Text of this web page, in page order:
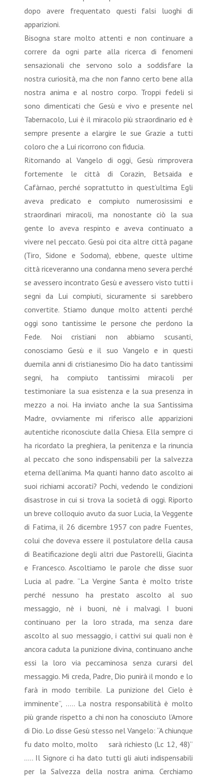
dopo avere frequentato questi falsi luoghi di
apparizioni.
Bisogna stare molto attenti e non continuare a
correre da ogni parte alla ricerca di fenomeni
sensazionali che servono solo a soddisfare la
nostra curiosità, ma che non fanno certo bene alla
nostra anima e al nostro corpo. Troppi fedeli si
sono dimenticati che Gesù e vivo e presente nel
Tabernacolo, Lui è il miracolo più straordinario ed è
sempre presente a elargire le sue Grazie a tutti
coloro che a Lui ricorrono con fiducia.
Ritornando al Vangelo di oggi, Gesù rimprovera
fortemente le città di Corazin, Betsaida e
Cafàrnao, perché soprattutto in quest’ultima Egli
aveva predicato e compiuto numerosissimi e
straordinari miracoli, ma nonostante ciò la sua
gente lo aveva respinto e aveva continuato a
vivere nel peccato. Gesù poi cita altre città pagane
(Tiro, Sidone e Sodoma), ebbene, queste ultime
città riceveranno una condanna meno severa perché
se avessero incontrato Gesù e avessero visto tutti i
segni da Lui compiuti, sicuramente si sarebbero
convertite. Stiamo dunque molto attenti perché
oggi sono tantissime le persone che perdono la
Fede. Noi cristiani non abbiamo scusanti,
conosciamo Gesù e il suo Vangelo e in questi
duemila anni di cristianesimo Dio ha dato tantissimi
segni, ha compiuto tantissimi miracoli per
testimoniare la sua esistenza e la sua presenza in
mezzo a noi. Ha inviato anche la sua Santissima
Madre, ovviamente mi riferisco alle apparizioni
autentiche riconosciute dalla Chiesa. Ella sempre ci
ha ricordato la preghiera, la penitenza e la rinuncia
al peccato che sono indispensabili per la salvezza
eterna dell’anima. Ma quanti hanno dato ascolto ai
suoi richiami accorati? Pochi, vedendo le condizioni
disastrose in cui si trova la società di oggi. Riporto
un breve colloquio avuto da suor Lucia, la Veggente
di Fatima, il 26 dicembre 1957 con padre Fuentes,
colui che doveva essere il postulatore della causa
di Beatificazione degli altri due Pastorelli, Giacinta
e Francesco. Ascoltiamo le parole che disse suor
Lucia al padre. “La Vergine Santa è molto triste
perché nessuno ha prestato ascolto al suo
messaggio, nè i buoni, nè i malvagi. I buoni
continuano per la loro strada, ma senza dare
ascolto al suo messaggio, i cattivi sui quali non è
ancora caduta la punizione divina, continuano anche
essi la loro via peccaminosa senza curarsi del
messaggio. Mi creda, Padre, Dio punirà il mondo e lo
farà in modo terribile. La punizione del Cielo è
imminente”, ….. La nostra responsabilità è molto
più grande rispetto a chi non ha conosciuto l’Amore
di Dio. Lo disse Gesù stesso nel Vangelo: “A chiunque
fu dato molto, molto sarà richiesto (Lc 12, 48)”
….. Il Signore ci ha dato tutti gli aiuti indispensabili
per la Salvezza della nostra anima. Cerchiamo